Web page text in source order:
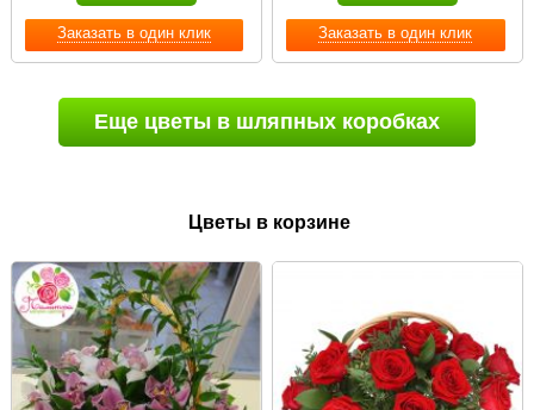
Заказать в один клик Заказать в один клик
Еще цветы в шляпных коробках
Цветы в корзине